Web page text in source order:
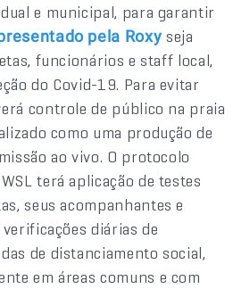
e municipal, para garantir
pela Roxy seja
funcionários e staff local,
do Covid-19. Para evitar
controle de público na praia
como uma produção de
ao vivo. O protocolo
terá aplicação de testes
seus acompanhantes e
diárias de
de distanciamento social,
em áreas comuns e com